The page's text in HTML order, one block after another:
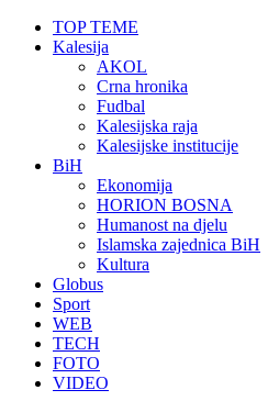
TOP TEME
Kalesija
AKOL
Crna hronika
Fudbal
Kalesijska raja
Kalesijske institucije
BiH
Ekonomija
HORION BOSNA
Humanost na djelu
Islamska zajednica BiH
Kultura
Globus
Sport
WEB
TECH
FOTO
VIDEO